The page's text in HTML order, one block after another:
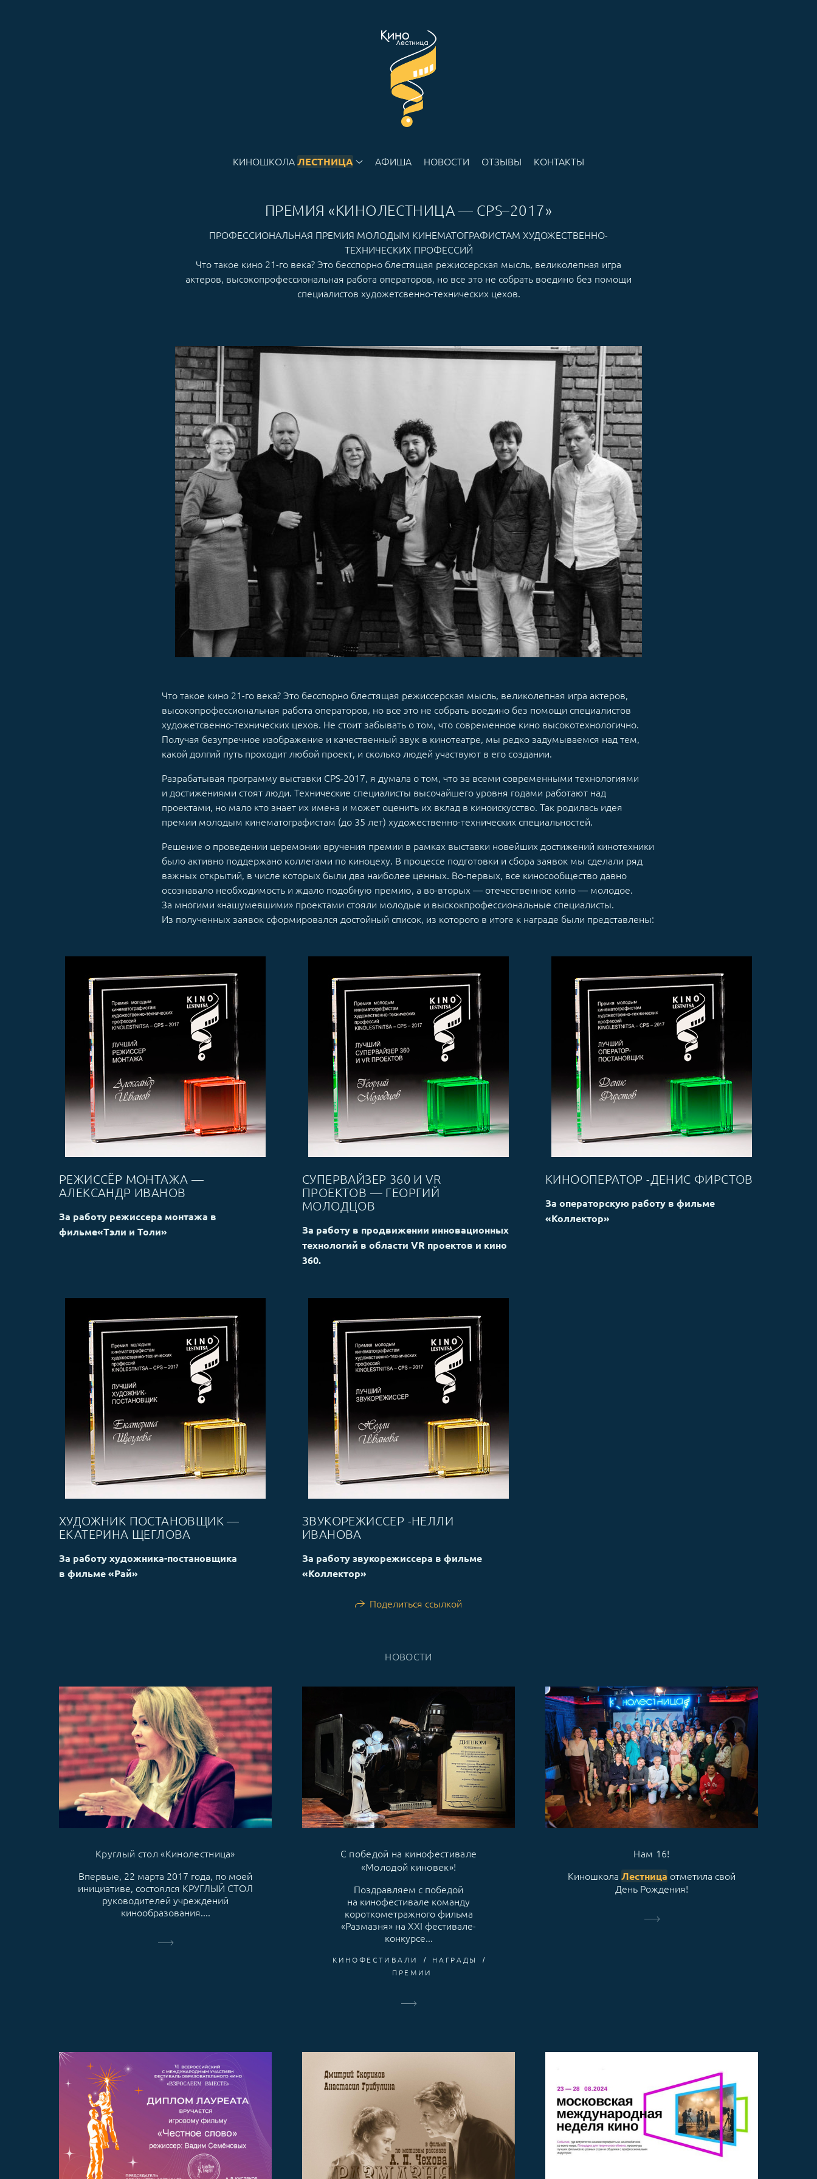
КИНОШКОЛАЛЕСТНИЦА АФИША НОВОСТИ ОТЗЫВЫ КОНТАКТЫ
ПРЕМИЯ «КИНОЛЕСТНИЦА — CPS–2017»
ПРОФЕССИОНАЛЬНАЯ ПРЕМИЯ МОЛОДЫМ КИНЕМАТОГРАФИСТАМ ХУДОЖЕСТВЕННО-
ТЕХНИЧЕСКИХ ПРОФЕССИЙ
Что такое кино 21-го века? Это бесспорно блестящая режиссерская мысль, великолепная игра
актеров, высокопрофессиональная работа операторов, но все это не собрать воедино без помощи
специалистов художетсвенно-технических цехов.
Что такое кино 21-го века? Это бесспорно блестящая режиссерская мысль, великолепная игра актеров,
высокопрофессиональная работа операторов, но все это не собрать воедино без помощи специалистов
художетсвенно-технических цехов. Не стоит забывать о том, что современное кино высокотехнологично.
Получая безупречное изображение и качественный звук в кинотеатре, мы редко задумываемся над тем,
какой долгий путь проходит любой проект, и сколько людей участвуют в его создании.
Разрабатывая программу выставки CPS-2017, я думала о том, что за всеми современными технологиями
и достижениями стоят люди. Технические специалисты высочайшего уровня годами работают над
проектами, но мало кто знает их имена и может оценить их вклад в киноискусство. Так родилась идея
премии молодым кинематографистам (до 35 лет) художественно-технических специальностей.
Решение о проведении церемонии вручения премии в рамках выставки новейших достижений кинотехники
было активно поддержано коллегами по киноцеху. В процессе подготовки и сбора заявок мы сделали ряд
важных открытий, в числе которых были два наиболее ценных. Во-первых, все киносообщество давно
осознавало необходимость и ждало подобную премию, а во-вторых — отечественное кино — молодое.
За многими «нашумевшими» проектами стояли молодые и выскокпрофессиональные специалисты.
Из полученных заявок сформировался достойный список, из которого в итоге к награде были представлены:
РЕЖИССЁР МОНТАЖА —
АЛЕКСАНДР ИВАНОВ
За работу режиссера монтажа в
фильме«Тэли и Толи»
СУПЕРВАЙЗЕР 360 И VR
ПРОЕКТОВ — ГЕОРГИЙ
МОЛОДЦОВ
За работу в продвижении инновационных
технологий в области VR проектов и кино
360.
КИНООПЕРАТОР -ДЕНИС ФИРСТОВ
За операторскую работу в фильме
«Коллектор»
ХУДОЖНИК ПОСТАНОВЩИК —
ЕКАТЕРИНА ЩЕГЛОВА
За работу художника-постановщика
в фильме «Рай»
ЗВУКОРЕЖИССЕР -НЕЛЛИ
ИВАНОВА
За работу звукорежиссера в фильме
«Коллектор»
Поделиться ссылкой
НОВОСТИ
Круглый стол «Кинолестница»
Впервые, 22 марта 2017 года, по моей
инициативе, состоялся КРУГЛЫЙ СТОЛ
руководителей учреждений
кинообразования....
С победой на кинофестивале
«Молодой киновек»!
Поздравляем с победой
на кинофестивале команду
короткометражного фильма
«Размазня» на XXI фестивале-
конкурсе...
КИНОФЕСТИВАЛИ
НАГРАДЫ
ПРЕМИИ
Нам 16!
Киношкола Лестница отметила свой
День Рождения!